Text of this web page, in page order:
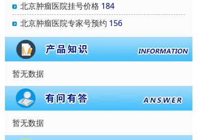
北京肿瘤医院挂号价格 184
北京肿瘤医院专家号预约 156
暂无数据
暂无数据